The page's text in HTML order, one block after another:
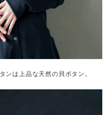
ンは上品な天然の貝ボタン。